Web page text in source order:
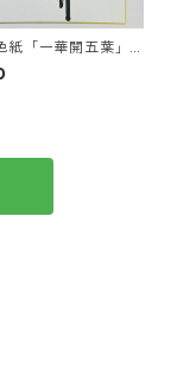
紙「一華開五葉」
自筆 たとう紙入